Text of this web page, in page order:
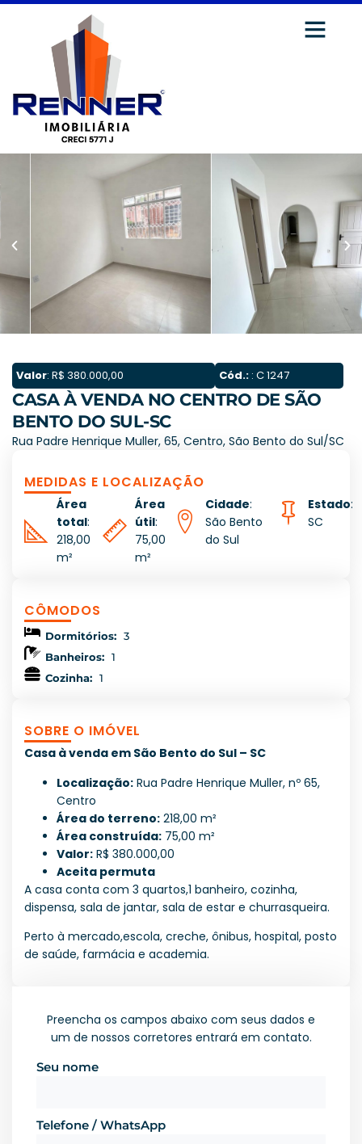
Valor: R$ 380.000,00 Cód.: : C 1247
CASA À VENDA NO CENTRO DE SÃO
BENTO DO SUL-SC
Rua Padre Henrique Muller, 65, Centro, São Bento do Sul/SC
MEDIDAS E LOCALIZAÇÃO
Área
total:
218,00
m²
Área
útil:
75,00
m²
Cidade:
São Bento
do Sul
Estado:
SC
CÔMODOS
Dormitórios: 3
Banheiros: 1
Cozinha: 1
SOBRE O IMÓVEL
Casa à venda em São Bento do Sul – SC
Localização: Rua Padre Henrique Muller, nº 65,
Centro
Área do terreno: 218,00 m²
Área construída: 75,00 m²
Valor: R$ 380.000,00
Aceita permuta
A casa conta com 3 quartos,1 banheiro, cozinha,
dispensa, sala de jantar, sala de estar e churrasqueira.
Perto à mercado,escola, creche, ônibus, hospital, posto
de saúde, farmácia e academia.
Preencha os campos abaixo com seus dados e
um de nossos corretores entrará em contato.
Seu nome
Telefone / WhatsApp